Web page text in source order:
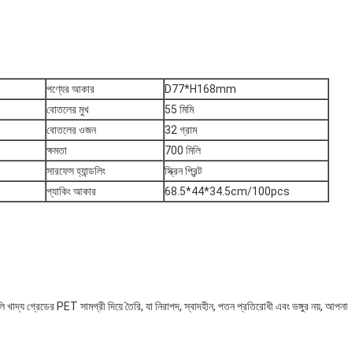
পণ্যের আকার
D77*H168mm
বোতলের মুখ
55 মিমি
বোতলের ওজন
32 গ্রাম
ক্ষমতা
700 মিলি
সারফেস হ্যান্ডলিং
স্ক্রিন প্রিন্ট
প্যাকিং আকার 68.5*44*34.5cm/100pcs
খাদ্য গ্রেডের PET সামগ্রী দিয়ে তৈরি, যা নিরাপদ, স্বাদহীন, পতন প্রতিরোধী এবং ভঙ্গুর নয়,